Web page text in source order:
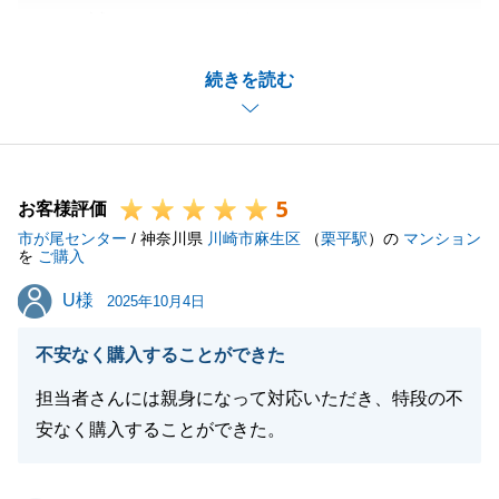
続きを読む
や「独自のこだわり」があるものです。私たちがご提
供したいのは、マニュアル通りのサービスではなく、
お客様の数だけ存在する「正解」に寄り添ったサポー
また、私たちが目指しているのは、単なる物件の仲介
役ではなく、お客様の理想を形にするための「伴走
者」です。一見難しいかな？と思われるような個人的
なご要望も、実はお客様の想いが一番詰まっている大
介在価値があると考えております。
今回、お客様のパーソナルなご要望に対し、「適切」
と評価いただけたことは、私にとって何よりの勲章で
お客様評価 5
市が尾センター / 神奈川県 川崎市麻生区 （栗平駅）の マンション
を ご購入
U様
U様 2025年10月4日
不安なく購入することができた
担当者さんには親身になって対応いただき、特段の不
安なく購入することができた。